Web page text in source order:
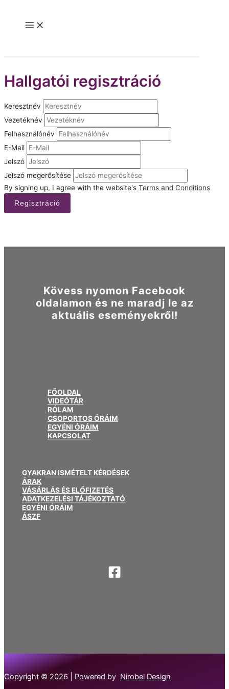
content
Main
Hallgatói regisztráció
Keresztnév
Vezetéknév
Felhasználónév
E-Mail
Jelszó
Jelszó megerősítése
By signing up, I agree with the website's Terms and Conditions
Regisztráció
Kövess nyomon Facebook
oldalamon és ne maradj le az
aktuális eseményekről!
FŐOLDAL
VIDEÓTÁR
RÓLAM
CSOPORTOS ÓRÁIM
EGYÉNI ÓRÁIM
KAPCSOLAT
GYAKRAN ISMÉTELT KÉRDÉSEK
ÁRAK
VÁSÁRLÁS ÉS ELŐFIZETÉS
ADATKEZELÉSI TÁJÉKOZTATÓ
EGYÉNI ÓRÁIM
ÁSZF
Copyright © 2026 | Powered by Nirobel Design